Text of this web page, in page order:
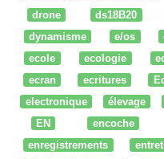
drone
ds18B20
dynamisme
e/os
ecole
ecologie
ecran
ecritures
electronique
élevage
EN
encoche
enregistrements